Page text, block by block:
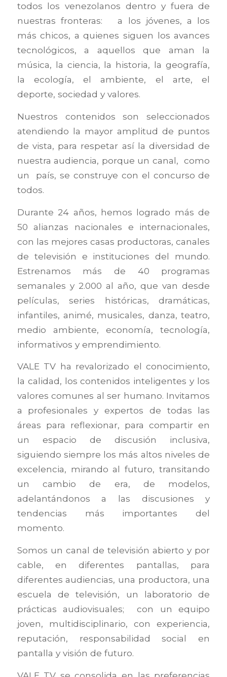
todos los venezolanos dentro y fuera de
nuestras fronteras: a los jóvenes, a los
más chicos, a quienes siguen los avances
tecnológicos, a aquellos que aman la
música, la ciencia, la historia, la geografía,
la ecología, el ambiente, el arte, el
deporte, sociedad y valores.
Nuestros contenidos son seleccionados
atendiendo la mayor amplitud de puntos
de vista, para respetar así la diversidad de
nuestra audiencia, porque un canal, como
un país, se construye con el concurso de
todos.
Durante 24 años, hemos logrado más de
50 alianzas nacionales e internacionales,
con las mejores casas productoras, canales
de televisión e instituciones del mundo.
Estrenamos más de 40 programas
semanales y 2.000 al año, que van desde
películas, series históricas, dramáticas,
infantiles, animé, musicales, danza, teatro,
medio ambiente, economía, tecnología,
informativos y emprendimiento.
VALE TV ha revalorizado el conocimiento,
la calidad, los contenidos inteligentes y los
valores comunes al ser humano. Invitamos
a profesionales y expertos de todas las
áreas para reflexionar, para compartir en
un espacio de discusión inclusiva,
siguiendo siempre los más altos niveles de
excelencia, mirando al futuro, transitando
un cambio de era, de modelos,
adelantándonos a las discusiones y
tendencias más importantes del
momento.
Somos un canal de televisión abierto y por
cable, en diferentes pantallas, para
diferentes audiencias, una productora, una
escuela de televisión, un laboratorio de
prácticas audiovisuales; con un equipo
joven, multidisciplinario, con experiencia,
reputación, responsabilidad social en
pantalla y visión de futuro.